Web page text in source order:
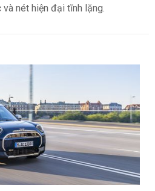
nét hiện đại tĩnh lặng.